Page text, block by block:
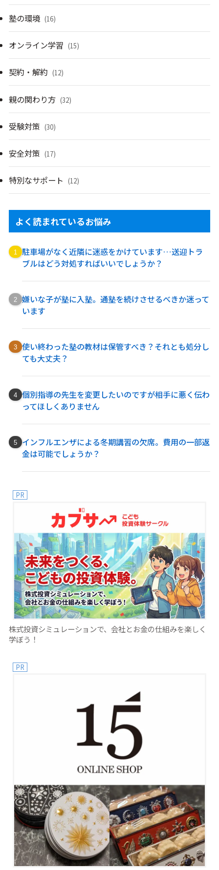
塾の環境 (16)
オンライン学習 (15)
契約・解約 (12)
親の関わり方 (32)
受験対策 (30)
安全対策 (17)
特別なサポート (12)
よく読まれているお悩み
駐車場がなく近隣に迷惑をかけています…送迎トラ
ブルはどう対処すればいいでしょうか？
嫌いな子が塾に入塾。通塾を続けさせるべきか迷って
います
使い終わった塾の教材は保管すべき？それとも処分し
ても大丈夫？
個別指導の先生を変更したいのですが相手に悪く伝わ
ってほしくありません
インフルエンザによる冬期講習の欠席。費用の一部返
金は可能でしょうか？
PR
株式投資シミュレーションで、会社とお金の仕組みを楽しく
学ぼう！
PR